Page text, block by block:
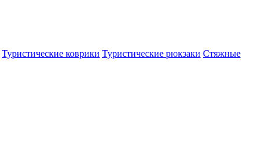
Туристические коврики Туристические рюкзаки Стяжные